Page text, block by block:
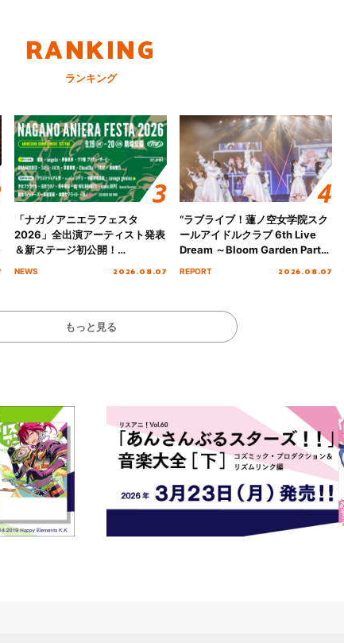
RANKING
ランキング
「ナガノアニエラフェスタ
2026」全出演アーティスト発表
＆新ステージ初公開！
初となる第3ステージの全貌が明
NEWS 2026.08.07
“ラブライブ！蓮ノ空女学院スク
ールアイドルクラブ 6th Live
Dream ～Bloom Garden Party
REPORT 2026.08.07
もっと見る